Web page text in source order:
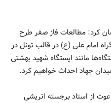
خاطرنشان کرد: مطالعات فاز صفر طرح
امام علی (ع) در قالب تونل در
مانند ایستگاه شهید بهشتی
جهاد احداث خواهیم کرد.
از استاد برجسته اتریشی